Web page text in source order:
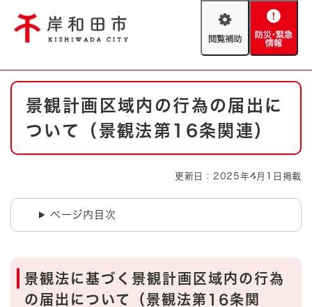
閲
助
防
緊
情
報
やさしい日本語
防災・緊急情報 救急・消防
ハザードマップ AED設置箇所
本
景観計画区域内の行為の届出に
ついて（景観法第16条関連）
更新日：2025年4月1日掲載
ページ内目次
景観法に基づく景観計画区域内の行為
の届出について（景観法第16条関